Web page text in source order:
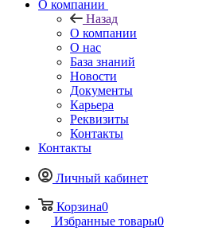
О компании
Назад
О компании
О нас
База знаний
Новости
Документы
Карьера
Реквизиты
Контакты
Контакты
Личный кабинет
Корзина0
Избранные товары0